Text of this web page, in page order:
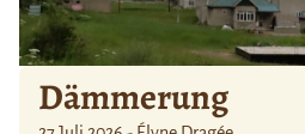
Dämmerung